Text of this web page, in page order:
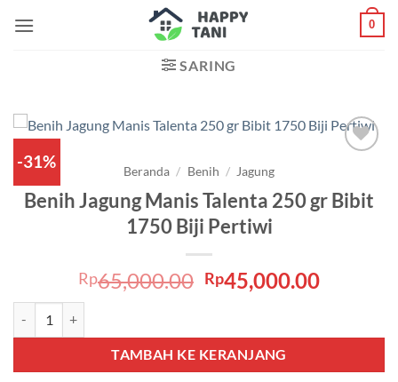
0
SARING
-31%
Beranda / Benih / Jagung
Benih Jagung Manis Talenta 250 gr Bibit
1750 Biji Pertiwi
Rp65,000.00 Harga
aslinya
Rp65,000.00.
Rp45,000.00Harga
adalah:
TAMBAH KE KERANJANG